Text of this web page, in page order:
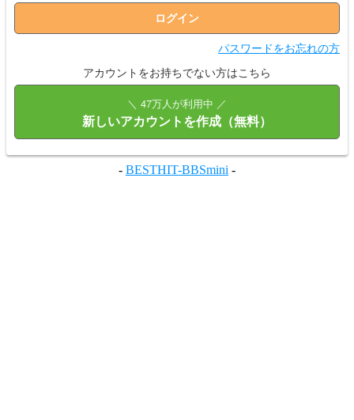
パスワードをお忘れの方
アカウントをお持ちでない方はこちら
＼ 47万人が利用中 ／
新しいアカウントを作成（無料）
- BESTHIT-BBSmini -